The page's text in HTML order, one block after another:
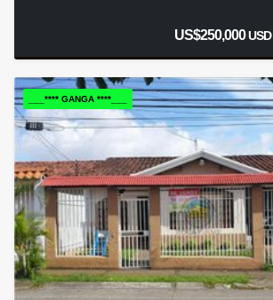
US$250,000USD
___**** GANGA ****___